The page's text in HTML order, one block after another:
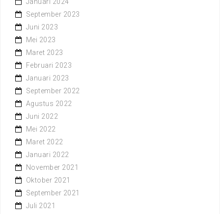
September 2023
Juni 2023
Mei 2023
Maret 2023
Februari 2023
Januari 2023
September 2022
Agustus 2022
Juni 2022
Mei 2022
Maret 2022
Januari 2022
November 2021
Oktober 2021
September 2021
Juli 2021